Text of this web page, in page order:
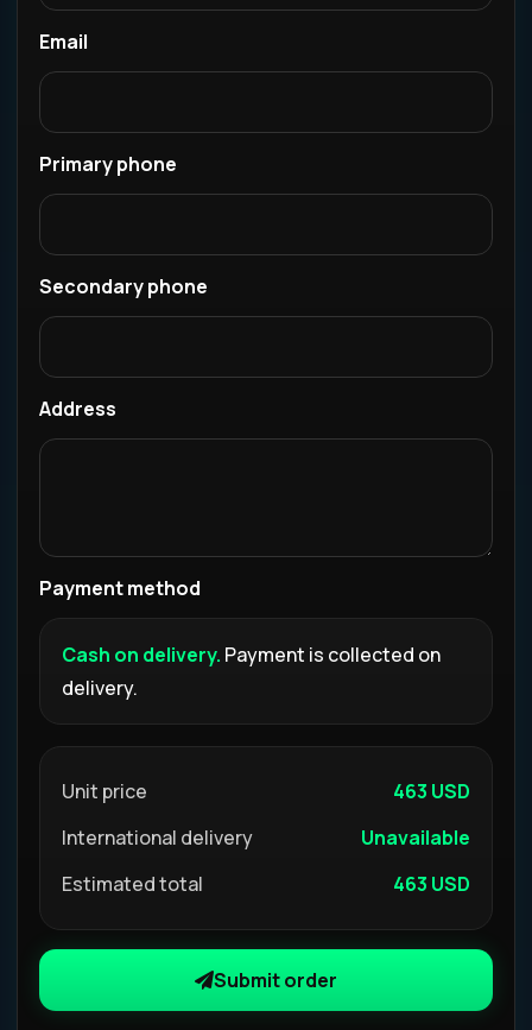
Email
Primary phone
Secondary phone
Address
Payment method
Cash on delivery. Payment is collected on
delivery.
Unit price
463 USD
International delivery
Unavailable
Estimated total
463 USD
Submit order